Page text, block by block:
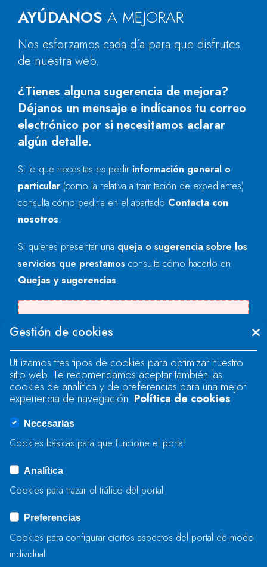
AYÚDANOS A MEJORAR
Nos esforzamos cada día para que disfrutes
de nuestra web.
¿Tienes alguna sugerencia de mejora?
Déjanos un mensaje e indícanos tu correo
electrónico por si necesitamos aclarar
algún detalle.
Si lo que necesitas es pedir información general o
particular (como la relativa a tramitación de expedientes)
consulta cómo pedirla en el apartado Contacta con
nosotros.
Si quieres presentar una queja o sugerencia sobre los
servicios que prestamos consulta cómo hacerlo en
Quejas y sugerencias.
"text".
Se produjo un error al cargar el campo
"text".
Se produjo un error al cargar el campo
ENVIAR
Gestión de cookies
Utilizamos tres tipos de cookies para optimizar nuestro
sitio web. Te recomendamos aceptar también las
cookies de analítica y de preferencias para una mejor
experiencia de navegación. Política de cookies
Necesarias
Cookies básicas para que funcione el portal
Analítica
Cookies para trazar el tráfico del portal
Preferencias
Cookies para configurar ciertos aspectos del portal de modo
individual